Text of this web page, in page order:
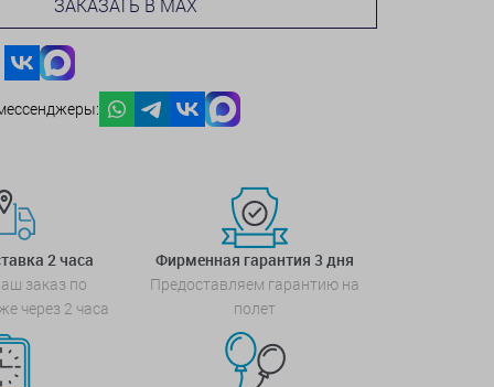
ЗАКАЗАТЬ В MAX
2 часа
заказ по
через 2 часа
Фирменная гарантия 3 дня
Предоставляем гарантию на
полет